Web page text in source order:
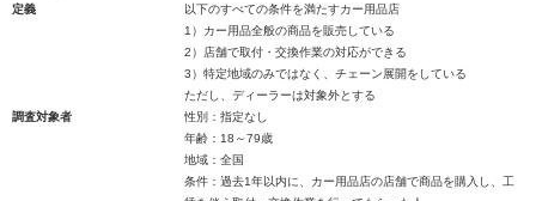
定義
以下のすべての条件を満たすカー用品店
1）カー用品全般の商品を販売している
2）店舗で取付・交換作業の対応ができる
3）特定地域のみではなく、チェーン展開をしている
ただし、ディーラーは対象外とする
調査対象者
性別：指定なし
年齢：18～79歳
地域：全国
条件：過去1年以内に、カー用品店の店舗で商品を購入し、工